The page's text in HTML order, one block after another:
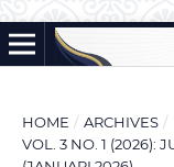
HOME / ARCHIVES /
VOL. 3 NO. 1 (2026):